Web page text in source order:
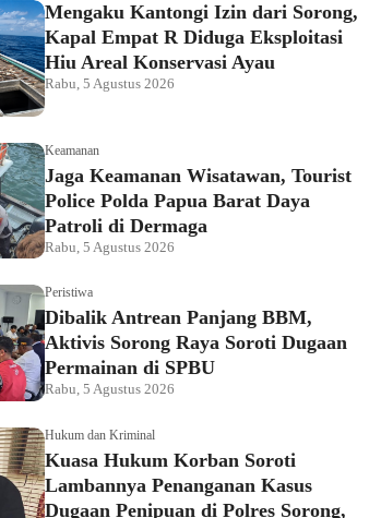
Mengaku Kantongi Izin dari Sorong,
Kapal Empat R Diduga Eksploitasi
Hiu Areal Konservasi Ayau
Rabu, 5 Agustus 2026
Keamanan
Jaga Keamanan Wisatawan, Tourist
Police Polda Papua Barat Daya
Patroli di Dermaga
Rabu, 5 Agustus 2026
Peristiwa
Dibalik Antrean Panjang BBM,
Aktivis Sorong Raya Soroti Dugaan
Permainan di SPBU
Rabu, 5 Agustus 2026
Hukum dan Kriminal
Kuasa Hukum Korban Soroti
Lambannya Penanganan Kasus
Dugaan Penipuan di Polres Sorong,